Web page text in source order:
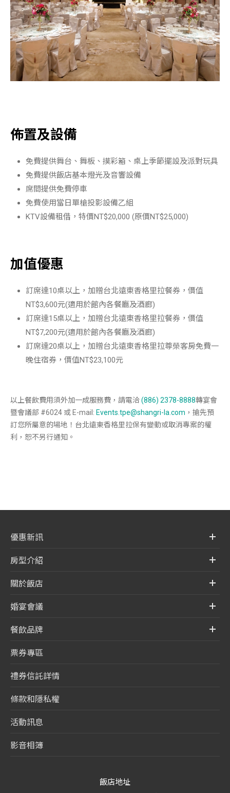
佈置及設備
免費提供舞台、舞板、摸彩箱、桌上季節擺設及派對玩具
免費提供飯店基本燈光及音響設備
席間提供免費停車
免費使用當日單槍投影設備乙組
KTV設備租借，特價NT$20,000 (原價NT$25,000)
加值優惠
訂席達10桌以上，加贈台北遠東香格里拉餐券，價值
NT$3,600元(適用於館內各餐廳及酒廊)
訂席達15桌以上，加贈台北遠東香格里拉餐券，價值
NT$7,200元(適用於館內各餐廳及酒廊)
訂席達20桌以上，加贈台北遠東香格里拉尊榮客房免費一
晚住宿券，價值NT$23,100元
以上餐飲費用須外加一成服務費，請電洽(886) 2378-8888轉宴會
暨會議部 #6024 或 E-mail: Events.tpe@shangri-la.com ，搶先預
訂您所屬意的場地！台北遠東香格里拉保有變動或取消專案的權
利，恕不另行通知。
優惠新訊
房型介紹
關於飯店
婚宴會議
餐飲品牌
票券專區
禮券信託詳情
條款和隱私權
活動訊息
影音相簿
飯店地址